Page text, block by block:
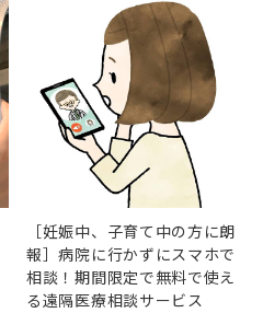
［妊娠中、子育て中の方に朗
報］病院に行かずにスマホで
相談！期間限定で無料で使え
る遠隔医療相談サービス